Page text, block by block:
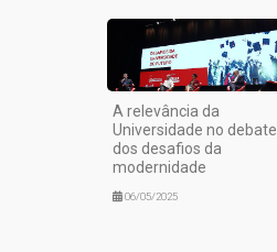
A relevância da
Universidade no debate
dos desafios da
modernidade
06/05/2025